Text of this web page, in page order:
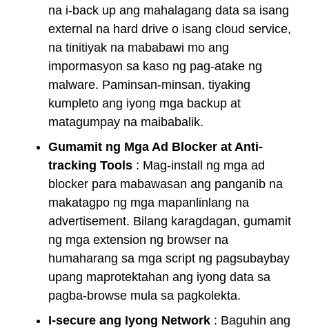
na i-back up ang mahalagang data sa isang
external na hard drive o isang cloud service,
na tinitiyak na mababawi mo ang
impormasyon sa kaso ng pag-atake ng
malware. Paminsan-minsan, tiyaking
kumpleto ang iyong mga backup at
matagumpay na maibabalik.
Gumamit ng Mga Ad Blocker at Anti-
tracking Tools : Mag-install ng mga ad
blocker para mabawasan ang panganib na
makatagpo ng mga mapanlinlang na
advertisement. Bilang karagdagan, gumamit
ng mga extension ng browser na
humaharang sa mga script ng pagsubaybay
upang maprotektahan ang iyong data sa
pagba-browse mula sa pagkolekta.
I-secure ang Iyong Network : Baguhin ang